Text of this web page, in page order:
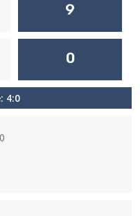
9
0
4:0